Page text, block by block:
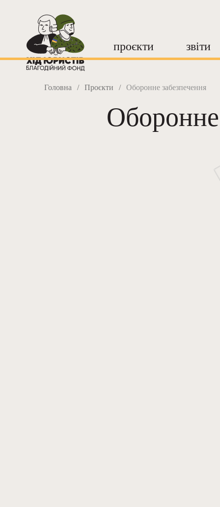
проєкти звіти
Головна / Проєкти / Оборонне забезпечення
Оборонне